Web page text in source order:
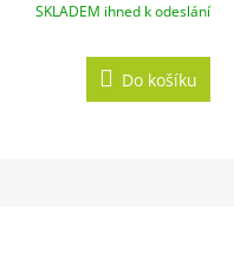
SKLADEM ihned k odeslání
Do košíku